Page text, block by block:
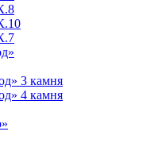
3 камня
4 камня